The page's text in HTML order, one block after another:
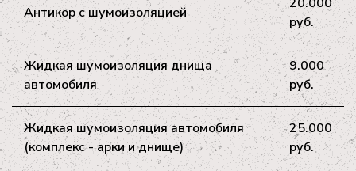
Антикор с шумоизоляцией
руб.
Жидкая шумоизоляция днища
автомобиля
9.000
руб.
Жидкая шумоизоляция автомобиля
(комплекс - арки и днище)
25.000
руб.